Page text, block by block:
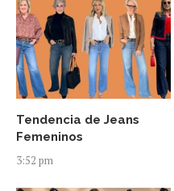
Tendencia de Jeans
Femeninos
3:52 pm